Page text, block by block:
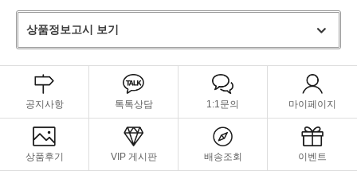
상품정보고시 보기
공지사항 톡톡상담 1:1문의 마이페이지
상품후기 VIP 게시판 배송조회 이벤트